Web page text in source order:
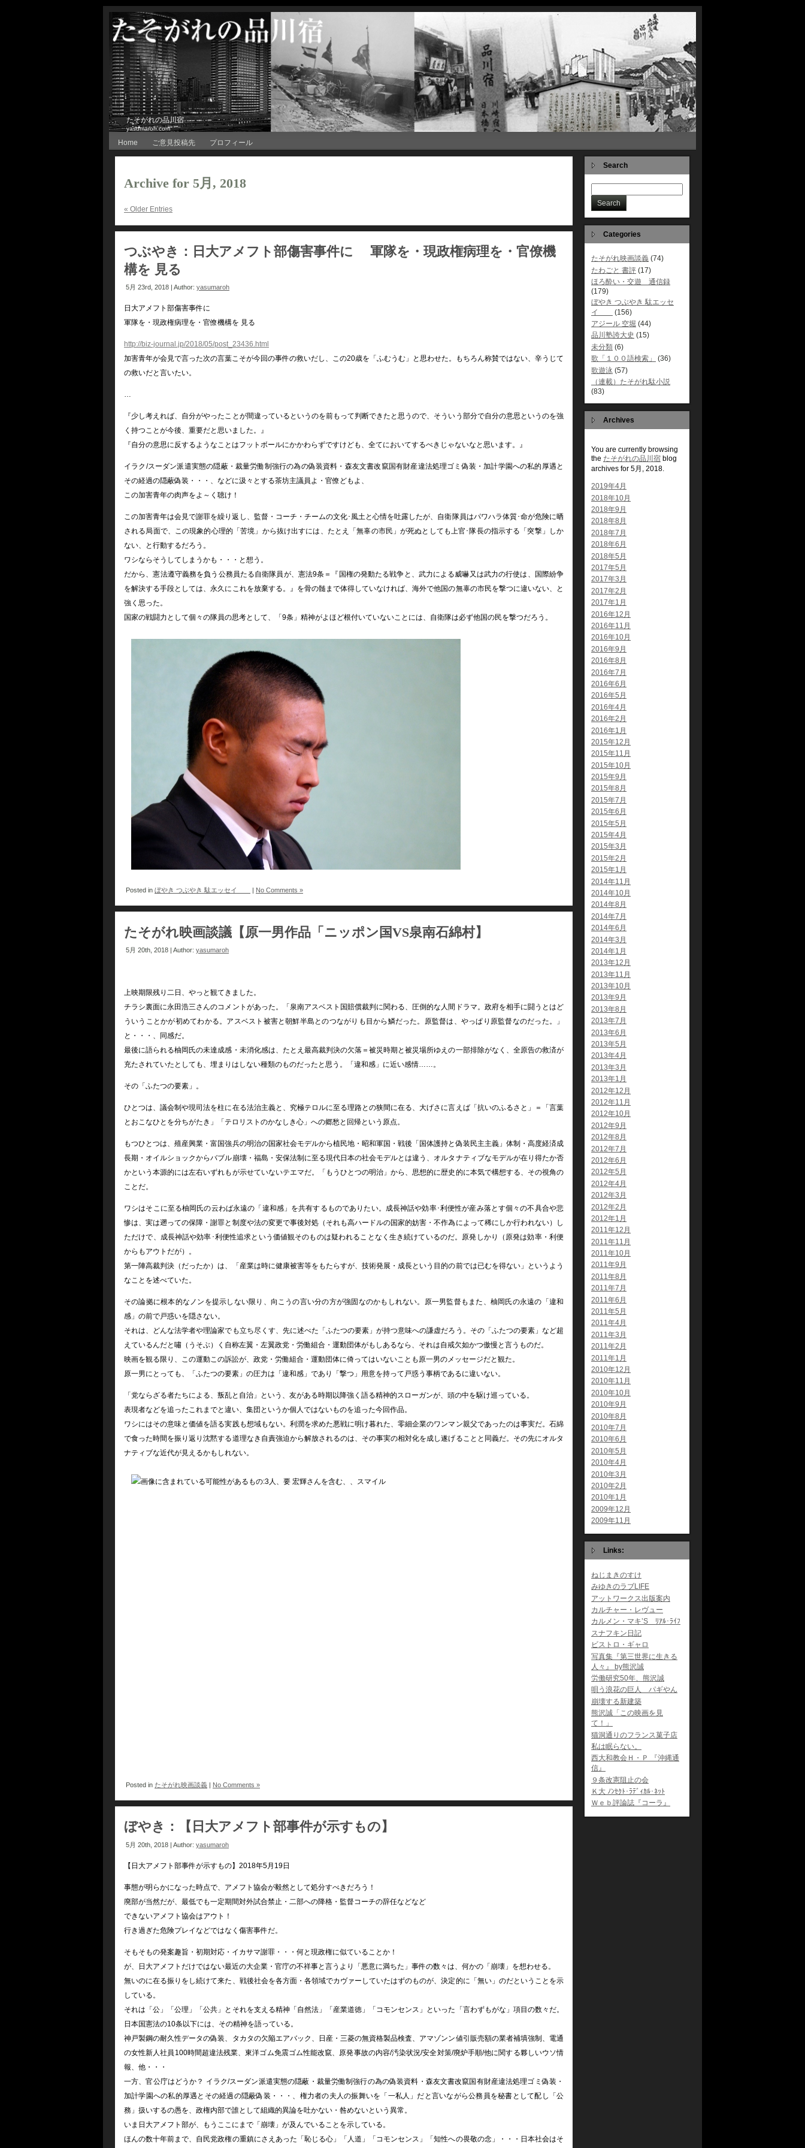
たそがれの品川宿
yasumaroh.com
Home ご意見投稿先 プロフィール
Archive for 5月, 2018
« Older Entries
つぶやき：日大アメフト部傷害事件に 軍隊を・現政権病理を・官僚機
構を 見る
5月 23rd, 2018 | Author: yasumaroh
日大アメフト部傷害事件に
軍隊を・現政権病理を・官僚機構を 見る
http://biz-journal.jp/2018/05/post_23436.html
加害青年が会見で言った次の言葉こそが今回の事件の救いだし、この20歳を「ふむうむ」と思わせた。もちろん称賛ではない、辛うじて
の救いだと言いたい。
…
『少し考えれば、自分がやったことが間違っているというのを前もって判断できたと思うので、そういう部分で自分の意思というのを強
く持つことが今後、重要だと思いました。』
『自分の意思に反するようなことはフットボールにかかわらずですけども、全てにおいてするべきじゃないなと思います。』
イラク/スーダン派遣実態の隠蔽・裁量労働制強行の為の偽装資料・森友文書改竄国有財産違法処理ゴミ偽装・加計学園への私的厚遇と
その経過の隠蔽偽装・・・、などに汲々とする茶坊主議員よ・官僚どもよ、
この加害青年の肉声をよ～く聴け！
この加害青年は会見で謝罪を繰り返し、監督・コーチ・チームの文化･風土と心情を吐露したが、自衛隊員はパワハラ体質･命が危険に晒
される局面で、この現象的心理的「苦境」から抜け出すには、たとえ「無辜の市民」が死ぬとしても上官･隊長の指示する「突撃」しか
ない、と行動するだろう。
ワシならそうしてしまうかも・・・と想う。
だから、憲法遵守義務を負う公務員たる自衛隊員が、憲法9条＝『国権の発動たる戦争と、武力による威嚇又は武力の行使は、国際紛争
を解決する手段としては、永久にこれを放棄する。』を骨の髄まで体得していなければ、海外で他国の無辜の市民を撃つに違いない、と
強く思った。
国家の戦闘力として個々の隊員の思考として、「9条」精神がよほど根付いていないことには、自衛隊は必ず他国の民を撃つだろう。
Posted in ぼやき つぶやき 駄エッセイ No Comments »
たそがれ映画談議【原一男作品「ニッポン国VS泉南石綿村】
5月 20th, 2018 | Author: yasumaroh
上映期限残り二日、やっと観てきました。
チラシ裏面に永田浩三さんのコメントがあった。「泉南アスベスト国賠償裁判に関わる、圧倒的な人間ドラマ。政府を相手に闘うとはど
ういうことかが初めてわかる。アスベスト被害と朝鮮半島とのつながりも目から鱗だった。原監督は、やっぱり原監督なのだった。」
と・・・、同感だ。
最後に語られる柚岡氏の未達成感・未消化感は、たとえ最高裁判決の欠落＝被災時期と被災場所ゆえの一部排除がなく、全原告の救済が
充たされていたとしても、埋まりはしない種類のものだったと思う。「違和感」に近い感情……。
その「ふたつの要素」。
ひとつは、議会制や現司法を柱に在る法治主義と、究極テロルに至る理路との狭間に在る、大げさに言えば「抗いのふるさと」＝「言葉
とおこなひとを分ちがたき」「テロリストのかなしき心」への郷愁と回帰という原点。
もつひとつは、殖産興業・富国強兵の明治の国家社会モデルから植民地・昭和軍国・戦後「国体護持と偽装民主主義」体制・高度経済成
長期・オイルショックからバブル崩壊・福島・安保法制に至る現代日本の社会モデルとは違う、オルタナティブなモデルが在り得たか否
かという本源的には左右いずれもが示せていないテエマだ。「もうひとつの明治」から、思想的に歴史的に本気で構想する、その視角の
ことだ。
ワシはそこに至る柚岡氏の云わば永遠の「違和感」を共有するものでありたい。成長神話や効率･利便性が産み落とす個々の不具合や悲
惨は、実は遡っての保障・謝罪と制度や法の変更で事後対処（それも高ハードルの国家的妨害・不作為によって稀にしか行われない）し
ただけで、成長神話や効率･利便性追求という価値観そのものは疑われることなく生き続けているのだ。原発しかり（原発は効率・利便
からもアウトだが）。
第一陣高裁判決（だったか）は、「産業は時に健康被害等をもたらすが、技術発展・成長という目的の前では已むを得ない」というよう
なことを述べていた。
その論拠に根本的なノンを提示しない限り、向こうの言い分の方が強固なのかもしれない。原一男監督もまた、柚岡氏の永遠の「違和
感」の前で戸惑いを隠さない。
それは、どんな法学者や理論家でも立ち尽くす、先に述べた「ふたつの要素」が持つ意味への謙虚だろう。その「ふたつの要素」など超
えているんだと嘯（うそぶ）く自称左翼・左翼政党・労働組合・運動団体がもしあるなら、それは自戒欠如かつ傲慢と言うものだ。
映画を観る限り、この運動この訴訟が、政党・労働組合・運動団体に倚ってはいないことも原一男のメッセージだと観た。
原一男にとっても、「ふたつの要素」の圧力は「違和感」であり「撃つ」用意を持って戸惑う事柄であるに違いない。
「党ならざる者たちによる、叛乱と自治」という、友がある時期以降強く語る精神的スローガンが、頭の中を駆け巡っている。
表現者などを追ったこれまでと違い、集団というか個人ではないものを追った今回作品。
ワシにはその意味と価値を語る実践も想域もない。利潤を求めた悪戦に明け暮れた、零細企業のワンマン親父であったのは事実だ。石綿
で食った時間を振り返り沈黙する道理なき自責強迫から解放されるのは、その事実の相対化を成し遂げることと同義だ。その先にオルタ
ナティブな近代が見えるかもしれない。
Posted in たそがれ映画談義 | No Comments »
ぼやき：【日大アメフト部事件が示すもの】
5月 20th, 2018 | Author: yasumaroh
【日大アメフト部事件が示すもの】2018年5月19日
事態が明らかになった時点で、アメフト協会が毅然として処分すべきだろう！
廃部が当然だが、最低でも一定期間対外試合禁止・二部への降格・監督コーチの辞任などなど
できないアメフト協会はアウト！
行き過ぎた危険プレイなどではなく傷害事件だ。
そもそもの発案趣旨・初期対応・イカサマ謝罪・・・何と現政権に似ていることか！
が、日大アメフトだけではない最近の大企業・官庁の不祥事と言うより「悪意に満ちた」事件の数々は、何かの「崩壊」を想わせる。
無いのに在る振りをし続けて来た、戦後社会を各方面・各領域でカヴァーしていたはずのものが、決定的に「無い」のだということを示
している。
それは「公」「公理」「公共」とそれを支える精神「自然法」「産業道徳」「コモンセンス」といった「言わずもがな」項目の数々だ。
日本国憲法の10条以下には、その精神を語っている。
神戸製鋼の耐久性データの偽装、タカタの欠陥エアバック、日産・三菱の無資格製品検査、アマゾンン値引販売額の業者補填強制、電通
の女性新人社員100時間超違法残業、東洋ゴム免震ゴム性能改竄、原発事故の内容/汚染状況/安全対策/廃炉手順/他に関する夥しいウソ情
報、他・・・
一方、官公庁はどうか？ イラク/スーダン派遣実態の隠蔽・裁量労働制強行の為の偽装資料・森友文書改竄国有財産違法処理ゴミ偽装・
加計学園への私的厚遇とその経過の隠蔽偽装・・・、権力者の夫人の振舞いを「一私人」だと言いながら公務員を秘書として配し「公
務」扱いするの愚を、政権内部で誰として組織的異論を吐かない・咎めないという異常。
いま日大アメフト部が、もうここにまで「崩壊」が及んでいることを示している。
ほんの数十年前まで、自民党政権の重鎮にさえあった「恥じる心」「人道」「コモンセンス」「知性への畏敬の念」・・・日本社会はそ
Search
Categories
たそがれ映画談義 (74)
たわごと 書評 (17)
ほろ酔い・交遊 通信録
(179)
ぼやき つぶやき 駄エッセ
イ
(156)
アジール 空堀 (44)
品川塾誇大史 (15)
未分類 (6)
歌「１００語検索」
(36)
歌遊泳 (57)
（連載）たそがれ駄小説
(83)
Archives
You are currently browsing
the たそがれの品川宿 blog
archives for 5月, 2018.
2019年4月
2018年10月
2018年9月
2018年8月
2018年7月
2018年6月
2018年5月
2017年5月
2017年3月
2017年2月
2017年1月
2016年12月
2016年11月
2016年10月
2016年9月
2016年8月
2016年7月
2016年6月
2016年5月
2016年4月
2016年2月
2016年1月
2015年12月
2015年11月
2015年10月
2015年9月
2015年8月
2015年7月
2015年6月
2015年5月
2015年4月
2015年3月
2015年2月
2015年1月
2014年11月
2014年10月
2014年8月
2014年7月
2014年6月
2014年3月
2014年1月
2013年12月
2013年11月
2013年10月
2013年9月
2013年8月
2013年7月
2013年6月
2013年5月
2013年4月
2013年3月
2013年1月
2012年12月
2012年11月
2012年10月
2012年9月
2012年8月
2012年7月
2012年6月
2012年5月
2012年4月
2012年3月
2012年2月
2012年1月
2011年12月
2011年11月
2011年10月
2011年9月
2011年8月
2011年7月
2011年6月
2011年5月
2011年4月
2011年3月
2011年2月
2011年1月
2010年12月
2010年11月
2010年10月
2010年9月
2010年8月
2010年7月
2010年6月
2010年5月
2010年4月
2010年3月
2010年2月
2010年1月
2009年12月
2009年11月
Links:
ねじまきのすけ
みゆきのラブLIFE
アットワークス出版案内
カルチャー・レヴュー
カルメン・マキ’S ﾘｱﾙ･ﾗｲﾌ
スナフキン日記
ビストロ・ギャロ
写真集『第三世界に生きる
人々』 by熊沢誠
労働研究50年、熊沢誠
唄う浪花の巨人 パギやん
崩壊する新建築
熊沢誠「この映画を見
て！」
猫洞通りのフランス菓子店
私は眠らない。
西大和教会Ｈ・Ｐ 『沖縄通
信』
９条改憲阻止の会
Ｋ大 ﾉﾝｾｸﾄ･ﾗﾃﾞｨｶﾙ･ﾈｯﾄ
Ｗｅｂ評論誌『コーラ』